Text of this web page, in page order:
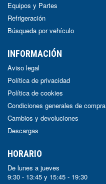
Equipos y Partes
Refrigeración
Búsqueda por vehículo
INFORMACIÓN
Aviso legal
Política de privacidad
Política de cookies
Condiciones generales de compra
Cambios y devoluciones
Descargas
HORARIO
De lunes a jueves
9:30 - 13:45 y 15:45 - 19:30